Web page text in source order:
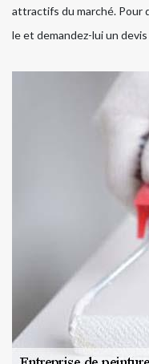
attractifs du marché. Pour
le et demandez-lui un